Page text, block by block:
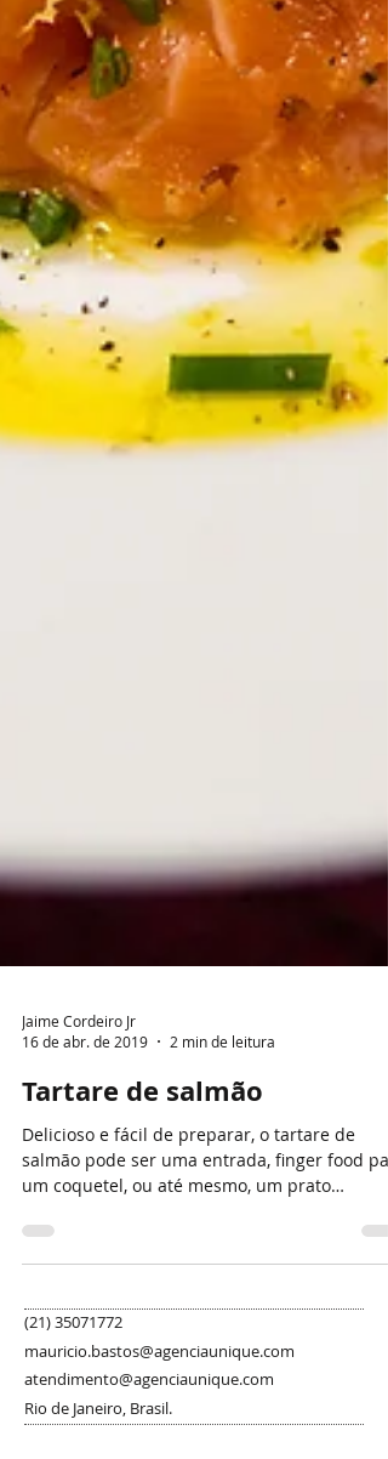
Jaime Cordeiro Jr
16 de abr. de 2019
2 min de leitura
Tartare de salmão
Delicioso e fácil de preparar, o tartare de
salmão pode ser uma entrada, finger food
principal!...
(21) 35071772
mauricio.bastos@agenciaunique.com